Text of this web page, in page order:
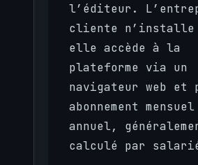
l’éditeur.
cliente
elle accède à la
plateforme via un
navigateur web et
abonnement
annuel,
calculé par